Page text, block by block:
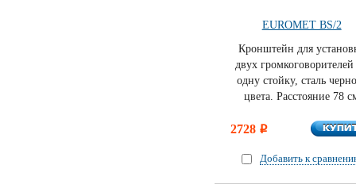
EUROMET BS/2
Кронштейн для
двух
одну стойку, сталь
цвета. Расстояние 78
2728 i
Добавить к